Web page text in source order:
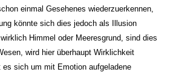
einmal Gesehenes wiederzuerkennen,
könnte sich dies jedoch als Illusion
Himmel oder Meeresgrund, sind dies
wird hier überhaupt Wirklichkeit
es sich um mit Emotion aufgeladene